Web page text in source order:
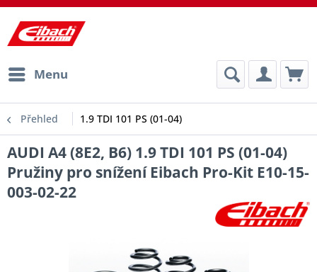
Menu
Přehled 1.9 TDI 101 PS (01-04)
AUDI A4 (8E2, B6) 1.9 TDI 101 PS (01-04)
Pružiny pro snížení Eibach Pro-Kit E10-15-
003-02-22